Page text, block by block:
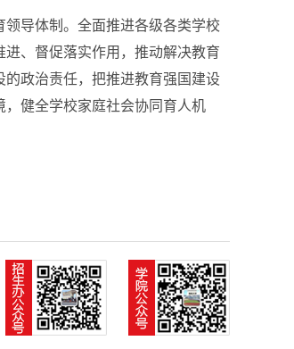
导体制。全面推进各级各类学校
、督促落实作用，推动解决教育
政治责任，把推进教育强国建设
健全学校家庭社会协同育人机